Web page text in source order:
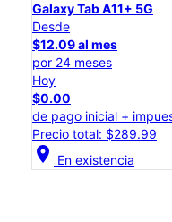
Galaxy Tab A11+ 5G
Desde
$12.09 al mes
por 24 meses
Hoy
$0.00
de pago inicial +
Precio total: $289.99
location_on En existencia